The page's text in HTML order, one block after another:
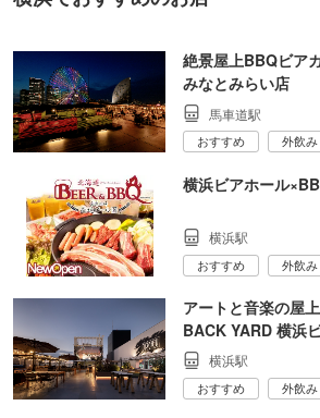
絶景屋上BBQビア
みなとみらい店
馬車道駅
おすすめ 外飲み
横浜ビアホール
横浜駅
おすすめ 外飲み
アートと音楽の屋
BACK YARD 横浜
横浜駅
おすすめ 外飲み